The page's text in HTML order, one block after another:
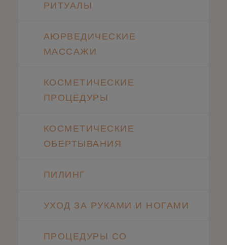
РИТУАЛЫ
АЮРВЕДИЧЕСКИЕ
МАССАЖИ
КОСМЕТИЧЕСКИЕ
ПРОЦЕДУРЫ
КОСМЕТИЧЕСКИЕ
ОБЕРТЫВАНИЯ
ПИЛИНГ
УХОД ЗА РУКАМИ И НОГАМИ
ПРОЦЕДУРЫ СО